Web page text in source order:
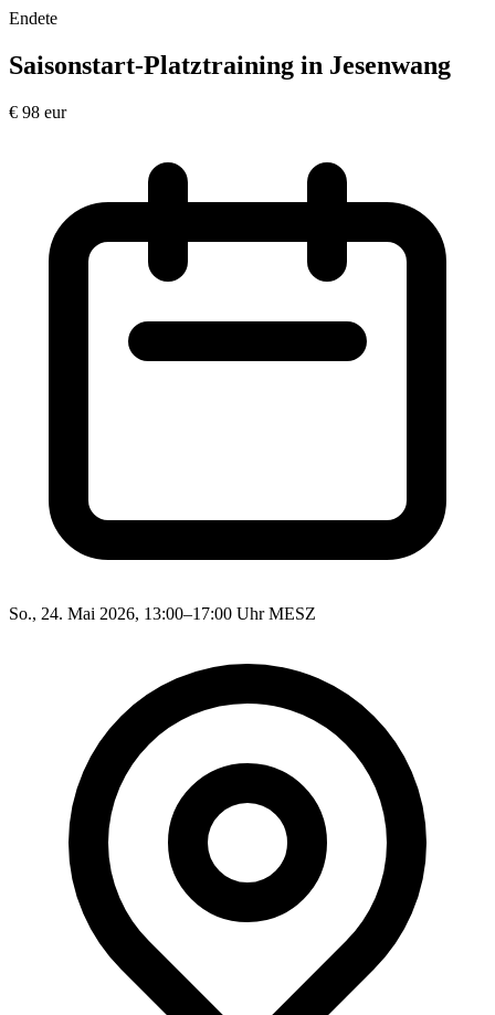
Endete
Saisonstart-Platztraining in Jesenwang
€ 98 eur
So., 24. Mai 2026, 13:00–17:00 Uhr MESZ